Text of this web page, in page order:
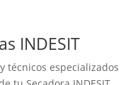
INDESIT
técnicos especializados